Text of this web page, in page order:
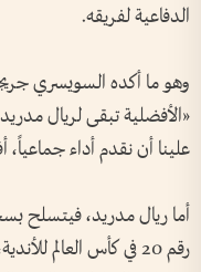
الدفاعية لفريقه.
وهو ما أكده السويسري
«الأفضلية تبقى لريال
علينا أن نقدم أداء
أما ريال مدريد، فيتسلح